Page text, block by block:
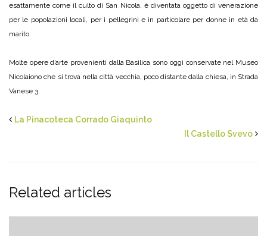
esattamente come il culto di San Nicola, è diventata oggetto di venerazione
per le popolazioni locali, per i pellegrini e in particolare per donne in età da
marito.
Molte opere d’arte provenienti dalla Basilica sono oggi conservate nel Museo
Nicolaiono che si trova nella città vecchia, poco distante dalla chiesa, in Strada
Vanese 3.
La Pinacoteca Corrado Giaquinto
Il Castello Svevo
Related articles